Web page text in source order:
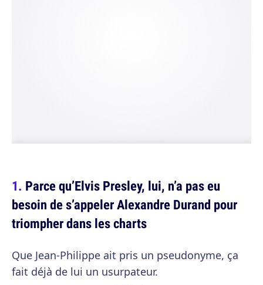
Parce qu’Elvis Presley, lui, n’a pas eu
besoin de s’appeler Alexandre Durand pour
triompher dans les charts
Que Jean-Philippe ait pris un pseudonyme, ça
fait déjà de lui un usurpateur.